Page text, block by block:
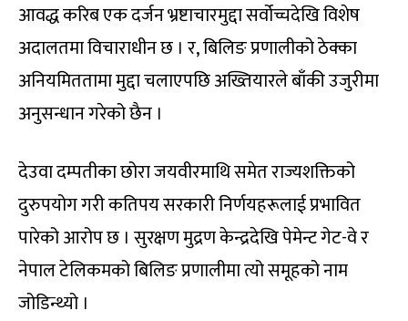
आवद्ध करिब एक दर्जन भ्रष्टाचारमुद्दा सर्वोच्चदेखि विशेष
अदालतमा विचाराधीन छ । र, बिलिङ प्रणालीको ठेक्का
अनियमिततामा मुद्दा चलाएपछि अख्तियारले बाँकी उजुरीमा
अनुसन्धान गरेको छैन ।
देउवा दम्पतीका छोरा जयवीरमाथि समेत राज्यशक्तिको
दुरुपयोग गरी कतिपय सरकारी निर्णयहरूलाई प्रभावित
पारेको आरोप छ । सुरक्षण मुद्रण केन्द्रदेखि पेमेन्ट गेट-वे र
नेपाल टेलिकमको बिलिङ प्रणालीमा त्यो समूहको नाम
जोडिन्थ्यो ।